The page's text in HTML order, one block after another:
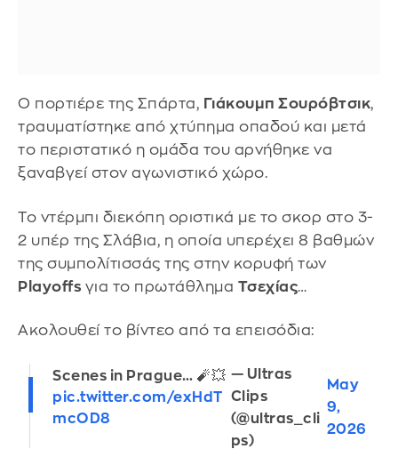
Ο πορτιέρε της Σπάρτα, Γιάκουμπ Σουρόβτσικ,
τραυματίστηκε από χτύπημα οπαδού και μετά
το περιστατικό η ομάδα του αρνήθηκε να
ξαναβγεί στον αγωνιστικό χώρο.
Το ντέρμπι διεκόπη οριστικά με το σκορ στο 3-
2 υπέρ της Σλάβια, η οποία υπερέχει 8 βαθμών
της συμπολίτισσάς της στην κορυφή των
Playoffs για το πρωτάθλημα Τσεχίας…
Ακολουθεί το βίντεο από τα επεισόδια:
Scenes in Prague… 🧨💥
pic.twitter.com/exHdT
mcOD8
— Ultras
Clips
(@ultras_cli
ps)
May
9,
2026